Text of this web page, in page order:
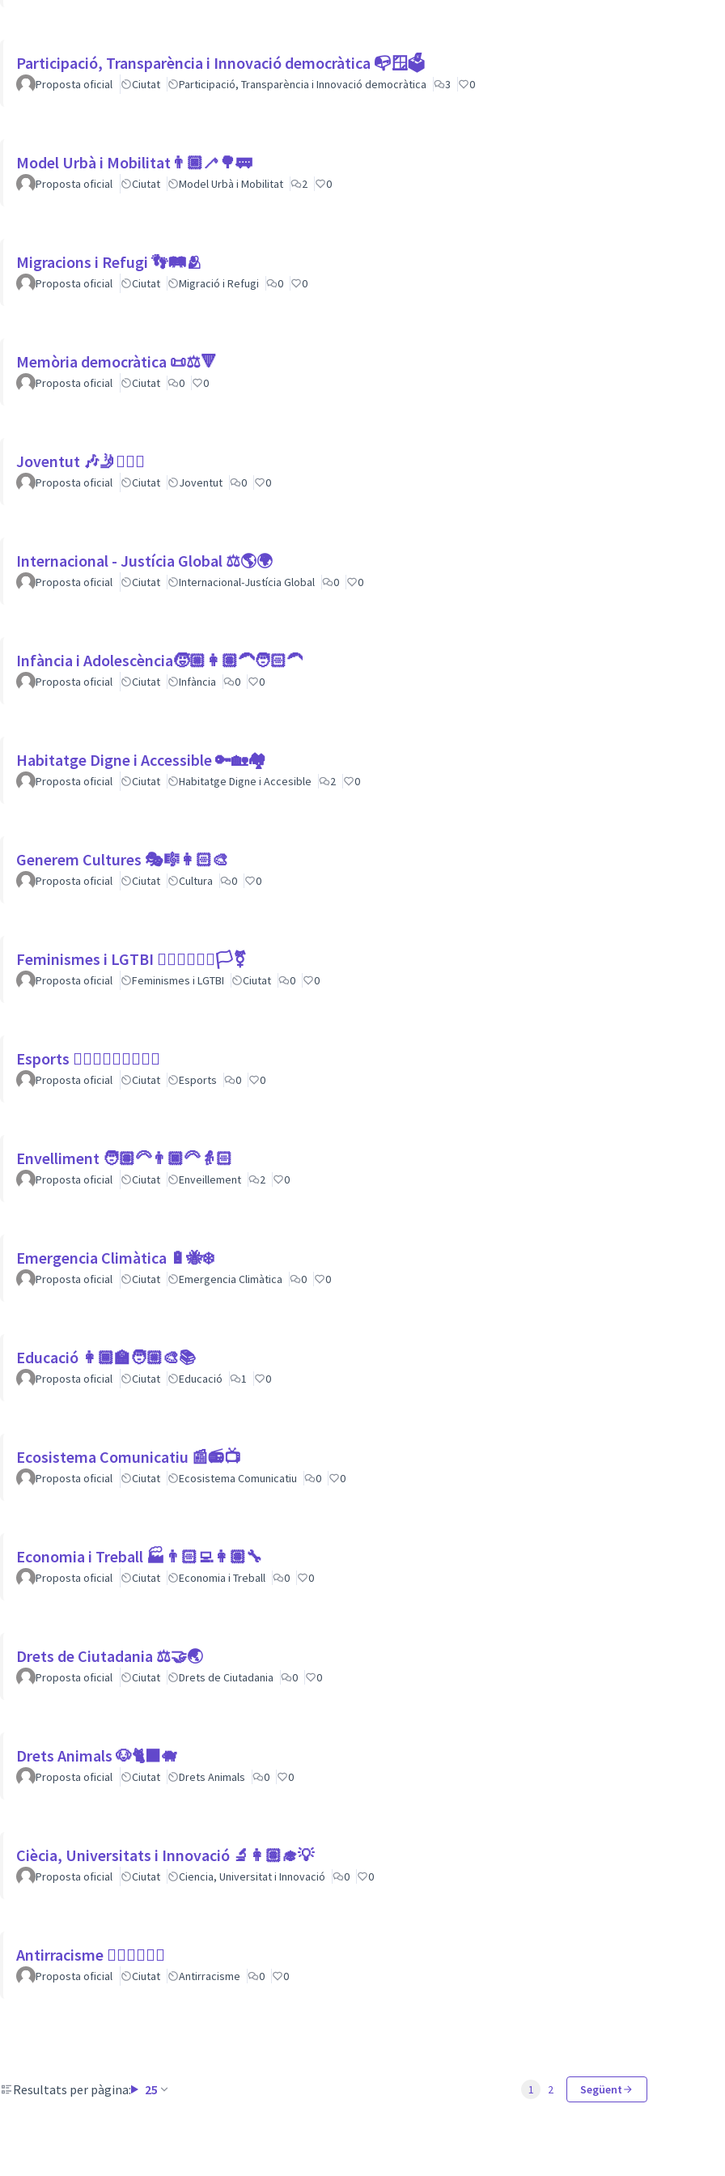
Participació, Transparència i Innovació democràtica 📭🪟🗳
Proposta oficial Ciutat Participació, Transparència i Innovació democràtica 3 0
Model Urbà i Mobilitat👨🏿‍🦯🌳🚃
Proposta oficial Ciutat Model Urbà i Mobilitat 2 0
Migracions i Refugi 👣🛤🫂
Proposta oficial Ciutat Migració i Refugi 0 0
Memòria democràtica 📜⚖️🔻
Proposta oficial Ciutat 0 0
Joventut 🎶🤳🙇🏽‍♀
Proposta oficial Ciutat Joventut 0 0
Internacional - Justícia Global ⚖️🌎🌍
Proposta oficial Ciutat Internacional-Justícia Global 0 0
Infància i Adolescència🧒🏼👩🏽‍🦱🧑🏻‍🦱
Proposta oficial Ciutat Infància 0 0
Habitatge Digne i Accessible 🔑🏡🏘
Proposta oficial Ciutat Habitatge Digne i Accesible 2 0
Generem Cultures 🎭🎼👩🏻‍🎨
Proposta oficial Ciutat Cultura 0 0
Feminismes i LGTBI 💁🏽‍♀👩‍❤️‍👩🏳️‍⚧️
Proposta oficial Feminismes i LGTBI Ciutat 0 0
Esports 🏃🏾‍♀⛹🏼‍♀🏄🏼‍♂
Proposta oficial Ciutat Esports 0 0
Envelliment 🧑🏽‍🦳👨🏿‍🦳👵🏻
Proposta oficial Ciutat Enveillement 2 0
Emergencia Climàtica 🔋🐝❄️
Proposta oficial Ciutat Emergencia Climàtica 0 0
Educació 👩🏾‍🏫🧑🏼‍🎨📚
Proposta oficial Ciutat Educació 1 0
Ecosistema Comunicatiu 📰📻📺
Proposta oficial Ciutat Ecosistema Comunicatiu 0 0
Economia i Treball 🏭👨🏻‍💻👩🏽‍🔧
Proposta oficial Ciutat Economia i Treball 0 0
Drets de Ciutadania ⚖️🤝🌏
Proposta oficial Ciutat Drets de Ciutadania 0 0
Drets Animals 🐶🐈‍⬛️🐗
Proposta oficial Ciutat Drets Animals 0 0
Ciècia, Universitats i Innovació 🔬👩🏽‍🎓💡
Proposta oficial Ciutat Ciencia, Universitat i Innovació 0 0
Antirracisme ✊🏾✊🏼✊🏿
Proposta oficial Ciutat Antirracisme 0 0
Resultats per pàgina: 25 1 2 Següent